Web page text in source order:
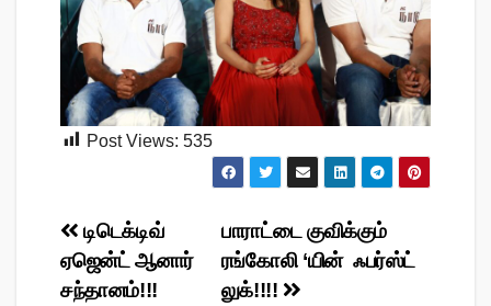
Post Views: 535
Post
navigation
பாராட்டை குவிக்கும்
ரங்கோலி ‘யின் ஃபர்ஸ்ட்
லுக்!!!!
டிடெக்டிவ்
ஏஜென்ட் ஆனார்
சந்தானம்!!!